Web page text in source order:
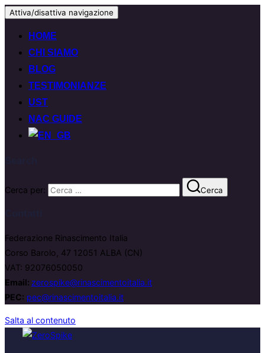
Attiva/disattiva navigazione
HOME
CHI SIAMO
BLOG
TESTIMONIANZE
UST
NAC GUIDE
Cerca per: Cerca
Federazione Rinascimento Italia
Corso Barolo, 47 12051 ALBA (CN)
VAT: 92076050050
Email: zerospike@rinascimentoitalia.it
PEC: pec@rinascimentoitalia.it
Salta al contenuto